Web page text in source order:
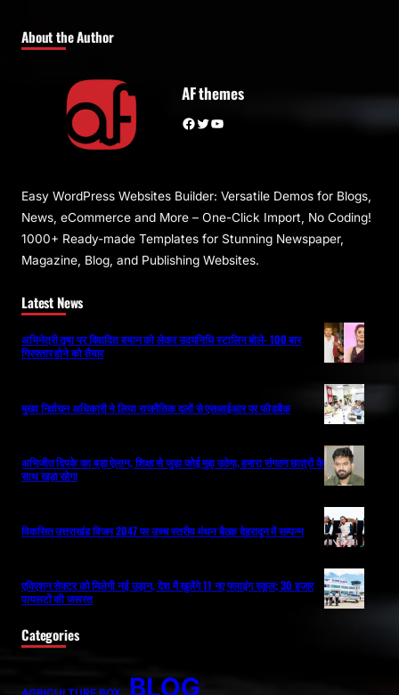
About the Author
AF themes
Facebook Twitter YouTube
Easy WordPress Websites Builder: Versatile Demos for Blogs,
News, eCommerce and More – One-Click Import, No Coding!
1000+ Ready-made Templates for Stunning Newspaper,
Magazine, Blog, and Publishing Websites.
Latest News
अभिनेत्री तृषा पर विवादित बयान को लेकर उदयनिधि स्टालिन बोले- 100 बार
गिरफ्तार होने को तैयार
मुख्य निर्वाचन अधिकारी ने लिया राजनैतिक दलों से एसआईआर पर फीडबैक
अभिजीत दिपके का बड़ा ऐलान, शिक्षा से जुड़ा कोई मुद्दा उठेगा, हमारा संगठन छात्रों के
साथ खड़ा रहेगा
विकसित उत्तराखंड विजन 2047 पर उच्च स्तरीय मंथन बैठक देहरादून में सम्पन्न
एविएशन सेक्टर को मिलेगी नई उड़ान, देश में खुलेंगे 11 नए फ्लाइंग स्कूल; 30 हजार
पायलटों की जरूरत
Categories
BLOG